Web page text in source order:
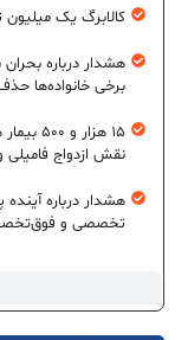
کالابرگ یک میلیون
هشدار درباره
برخی خانواده‌ها
۱۵
نقش ازدواج فامیلی
تخصصی و